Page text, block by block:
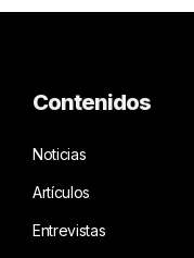
Contenidos
Noticias
Artículos
Entrevistas